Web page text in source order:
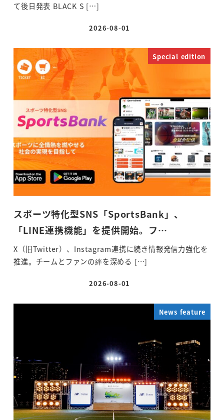
て後日発表 BLACK S […]
投稿日
2026-08-01
Special edition
スポーツ特化型SNS「SportsBank」、
「LINE連携機能」を提供開始。フ…
X（旧Twitter）、Instagram連携に続き情報発信力強化を
推進。チームとファンの絆を深める […]
投稿日
2026-08-01
News feature